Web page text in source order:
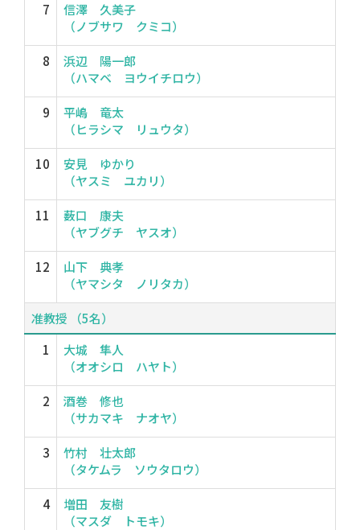
7
信澤 久美子
（ノブサワ クミコ）
8
浜辺 陽一郎
（ハマベ ヨウイチロウ）
9
平嶋 竜太
（ヒラシマ リュウタ）
10
安見 ゆかり
（ヤスミ ユカリ）
11
薮口 康夫
（ヤブグチ ヤスオ）
12
山下 典孝
（ヤマシタ ノリタカ）
准教授 （5名）
1
大城 隼人
（オオシロ ハヤト）
2
酒巻 修也
（サカマキ ナオヤ）
3
竹村 壮太郎
（タケムラ ソウタロウ）
4
増田 友樹
（マスダ トモキ）